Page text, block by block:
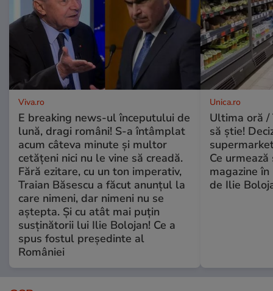
Viva.ro
E breaking news-ul începutului de
lună, dragi români! S-a întâmplat
acum câteva minute și multor
cetățeni nici nu le vine să creadă.
Fără ezitare, cu un ton imperativ,
Traian Băsescu a făcut anunțul la
care nimeni, dar nimeni nu se
aștepta. Și cu atât mai puțin
susținătorii lui Ilie Bolojan! Ce a
spus fostul președinte al
României
Unica.ro
Ultima oră /
să știe!
Ce
magazine
de Ilie